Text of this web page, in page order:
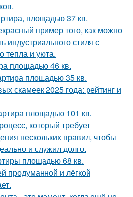
площадью 37 кв.
пример того, как можно
индустриального стиля с
и уюта.
площадью 46 кв.
площадью 35 кв.
скамеек 2025 года: рейтинг и
площадью 101 кв.
который требует
нескольких правил, чтобы
и служил долго.
площадью 68 кв.
продуманной и лёгкой